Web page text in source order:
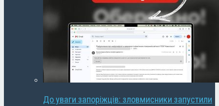
До уваги запоріжців: зловмисники запустили